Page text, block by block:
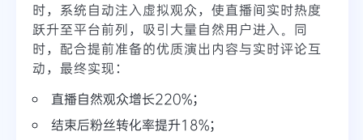
时，系统自动注入虚拟观众，使直播间实时热度
跃升至平台前列，吸引大量自然用户进入。同
时，配合提前准备的优质演出内容与实时评论互
动，最终实现：
直播自然观众增长220%；
结束后粉丝转化率提升18%；